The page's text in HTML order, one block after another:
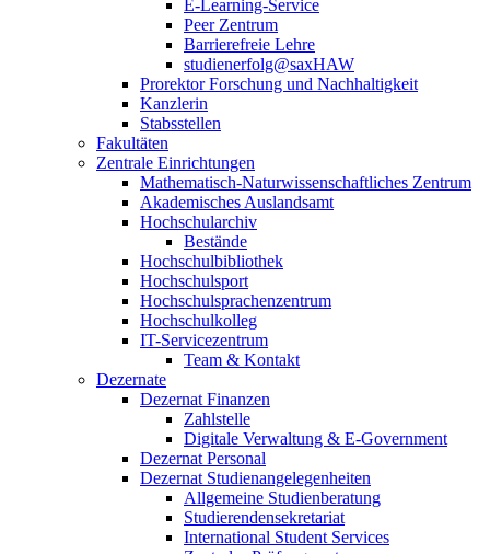
E-Learning-Service
Peer Zentrum
Barrierefreie Lehre
studienerfolg@saxHAW
Prorektor Forschung und Nachhaltigkeit
Kanzlerin
Stabsstellen
Fakultäten
Zentrale Einrichtungen
Mathematisch-Naturwissenschaftliches Zentrum
Akademisches Auslandsamt
Hochschularchiv
Bestände
Hochschulbibliothek
Hochschulsport
Hochschulsprachenzentrum
Hochschulkolleg
IT-Servicezentrum
Team & Kontakt
Dezernate
Dezernat Finanzen
Zahlstelle
Digitale Verwaltung & E-Government
Dezernat Personal
Dezernat Studienangelegenheiten
Allgemeine Studienberatung
Studierendensekretariat
International Student Services